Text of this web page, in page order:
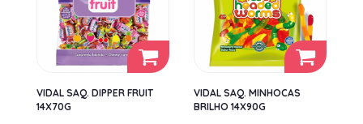
VIDAL SAQ. DIPPER FRUIT
14X70G
VIDAL SAQ. MINHOCAS
BRILHO 14X90G